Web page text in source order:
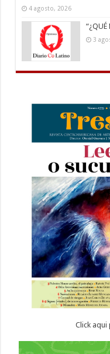
4 agosto, 2026
“¿QUÉ
3
Click aqui